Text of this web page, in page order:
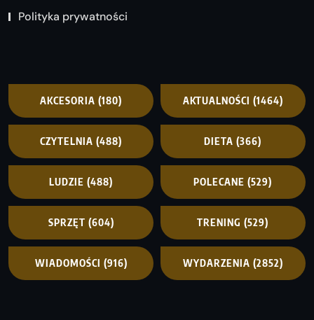
Polityka prywatności
AKCESORIA (180) AKTUALNOŚCI (1464)
CZYTELNIA (488) DIETA (366)
LUDZIE (488) POLECANE (529)
SPRZĘT (604) TRENING (529)
WIADOMOŚCI (916) WYDARZENIA (2852)